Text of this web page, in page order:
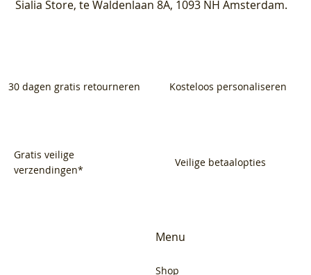
Sialia Store, te Waldenlaan 8A, 1093 NH Amsterdam.
30 dagen gratis retourneren Kosteloos personaliseren
Gratis veilige
verzendingen*
Veilige betaalopties
Menu
Shop